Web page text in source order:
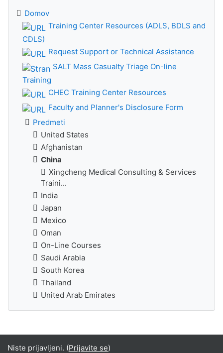
Domov
Training Center Resources (ADLS, BDLS and
CDLS)
Request Support or Technical Assistance
SALT Mass Casualty Triage On-line
Training
CHEC Training Center Resources
Faculty and Planner's Disclosure Form
Predmeti
United States
Afghanistan
China
Xingcheng Medical Consulting & Services
Traini...
India
Japan
Mexico
Oman
On-Line Courses
Saudi Arabia
South Korea
Thailand
United Arab Emirates
Niste prijavljeni. (Prijavite se)